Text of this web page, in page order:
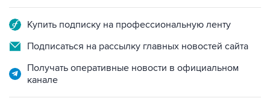
Купить подписку на профессиональную ленту
Подписаться на рассылку главных новостей сайта
Получать оперативные новости в официальном
канале